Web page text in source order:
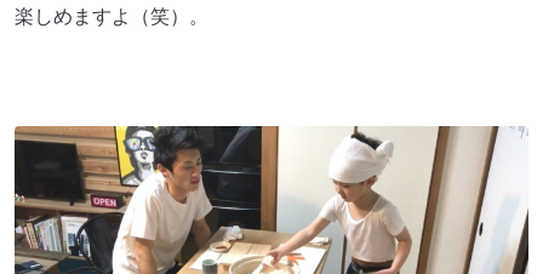
楽しめますよ（笑）。